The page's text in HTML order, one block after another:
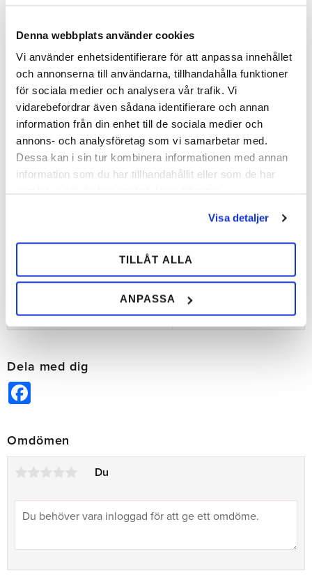
Denna webbplats använder cookies
Vi använder enhetsidentifierare för att anpassa innehållet
och annonserna till användarna, tillhandahålla funktioner
för sociala medier och analysera vår trafik. Vi
vidarebefordrar även sådana identifierare och annan
information från din enhet till de sociala medier och
annons- och analysföretag som vi samarbetar med.
Dessa kan i sin tur kombinera informationen med annan
information som du har tillhandahållit eller som de har
Visa detaljer
TILLÅT ALLA
ANPASSA
Råprotein
11 %
Råfett
8 %
Fibrer
19 %
Socker
7 %
Stärkelse
5,5 %
Lysin
4 g
Metionin
1,17 g
Vitamin
Mängd
5 000 IE
Vitamin E
145 mg
Dela med dig
Omdömen
Du